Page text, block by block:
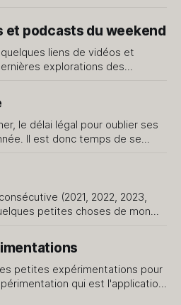
et podcasts du weekend
liens de vidéos et
explorations des
a quelque temps, dites-moi si
le délai légal pour oublier ses
Il est donc temps de se
le cap du 15. Le début d'
(2021, 2022, 2023,
petites choses de mon
J'avais prévu
je n&
petites expérimentations pour
qui est l'application